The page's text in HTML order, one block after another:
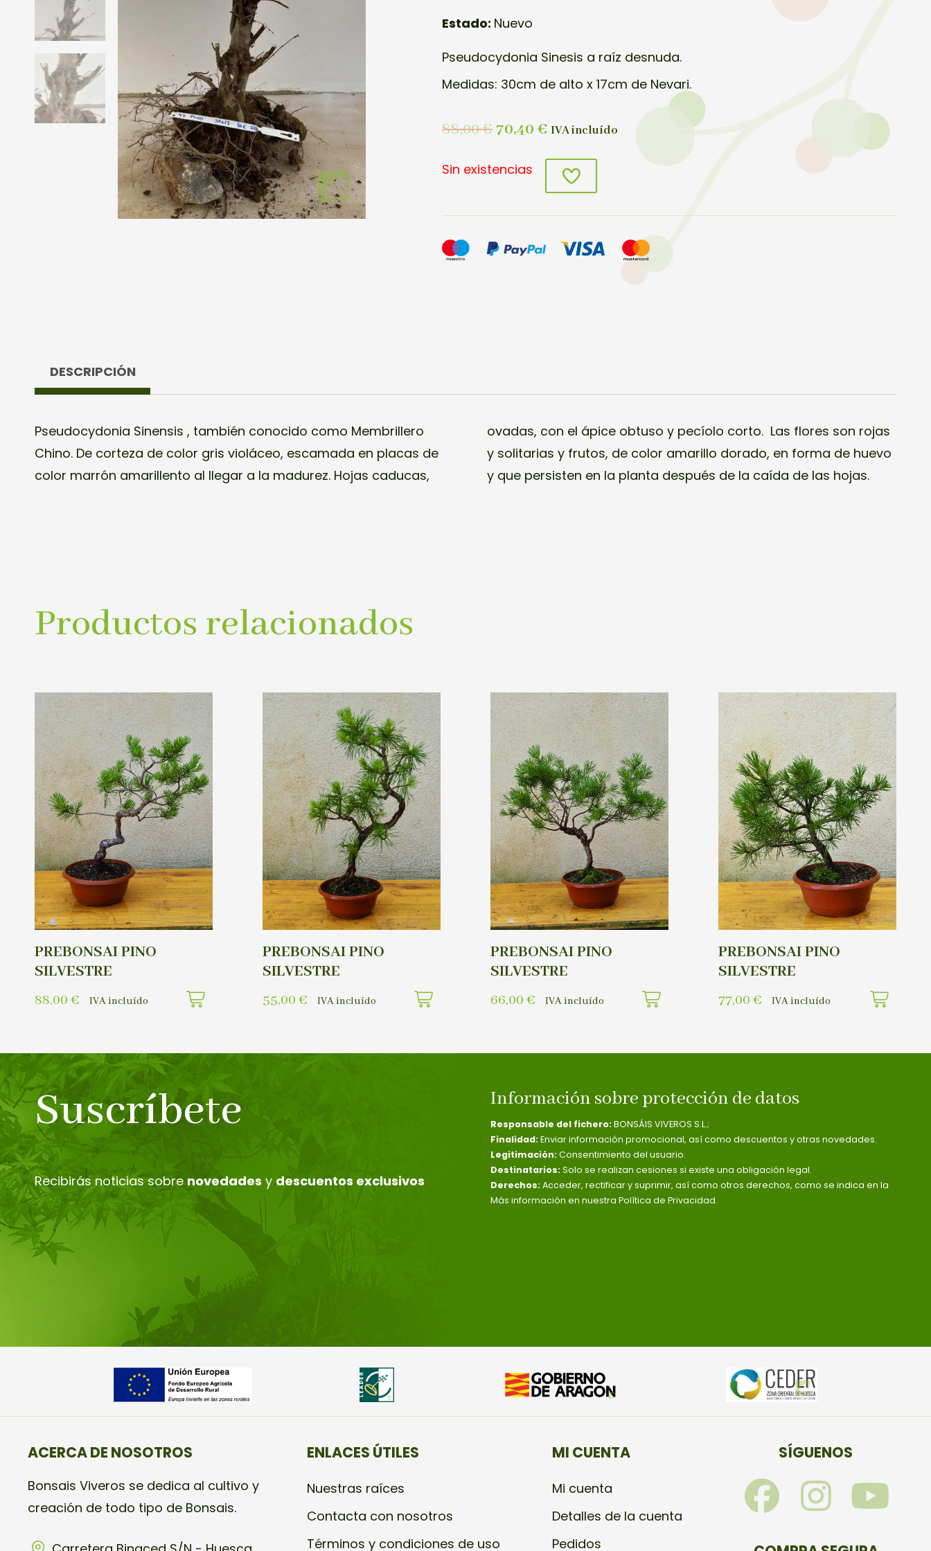
Estado: Nuevo
Pseudocydonia Sinesis a raíz desnuda.
Medidas: 30cm de alto x 17cm de Nevari.
88,00€70,40€ IVA incluído
Sin existencias
DESCRIPCIÓN
Pseudocydonia Sinensis , también conocido como Membrillero
Chino. De corteza de color gris violáceo, escamada en placas de
color marrón amarillento al llegar a la madurez. Hojas caducas,
ovadas, con el ápice obtuso y pecíolo corto. Las flores son rojas
y solitarias y frutos, de color amarillo dorado, en forma de huevo
y que persisten en la planta después de la caída de las hojas.
Productos relacionados
PREBONSAI PINO
SILVESTRE
88,00 € IVA incluído
PREBONSAI PINO
SILVESTRE
55,00 € IVA incluído
PREBONSAI PINO
SILVESTRE
66,00 € IVA incluído
PREBONSAI PINO
SILVESTRE
77,00 € IVA incluído
Suscríbete
Recibirás noticias sobre novedades y descuentos exclusivos
Información sobre protección de datos
Responsable del fichero: BONSÁIS VIVEROS S.L.;
Finalidad: Enviar información promocional, así como descuentos y otras novedades.
Legitimación: Consentimiento del usuario.
Destinatarios: Solo se realizan cesiones si existe una obligación legal.
Derechos: Acceder, rectificar y suprimir, así como otros derechos, como se indica en la
Más información en nuestra Política de Privacidad.
ACERCA DE NOSOTROS
Bonsais Viveros se dedica al cultivo y
creación de todo tipo de Bonsais.
ENLACES ÚTILES
Nuestras raíces
Contacta con nosotros
Términos y condiciones de uso
MI CUENTA
Mi cuenta
Detalles de la cuenta
Pedidos
SÍGUENOS
F
a
I
n
Y